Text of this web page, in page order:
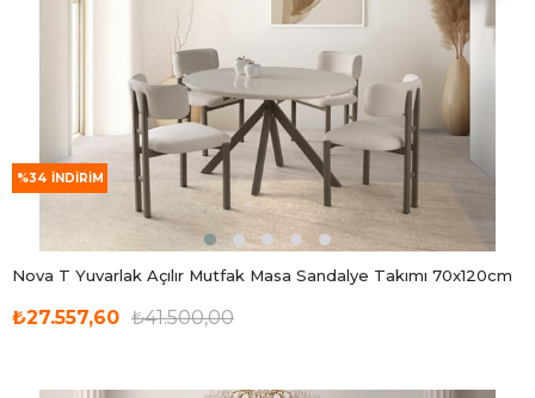
Nova T Yuvarlak Açılır Mutfak Masa Sandalye Takımı 70x120cm
₺27.557,60 ₺41.500,00
%34 İNDIRIM